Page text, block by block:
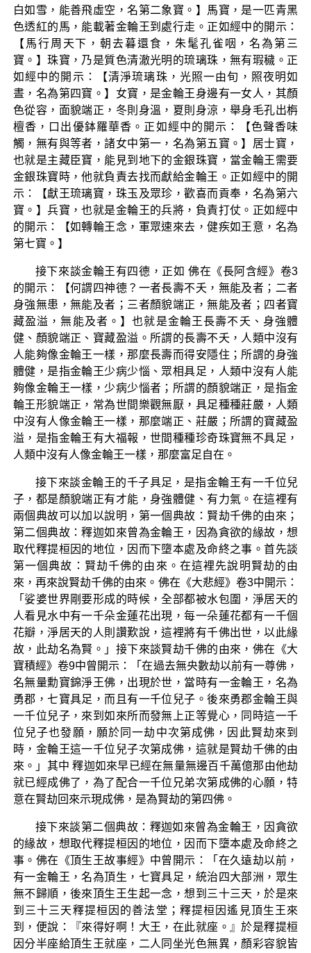
白如雪，能善飛虛空，名第二象寶。】馬寶，是一匹青黑
色透紅的馬，能載著金輪王到處行走。正如經中的開示：
【馬行周天下，朝去暮還食，朱髦孔雀咽，名為第三
寶。】珠寶，乃是質色清澈光明的琉璃珠，無有瑕穢。正
如經中的開示：【清淨琉璃珠，光照一由旬，照夜明如
晝，名為第四寶。】女寶，是金輪王身邊有一女人，其顏
色從容，面貌端正，冬則身溫，夏則身涼，舉身毛孔出栴
檀香，口出優鉢羅華香。正如經中的開示：【色聲香味
觸，無有與等者，諸女中第一，名為第五寶。】居士寶，
也就是主藏臣寶，能見到地下的金銀珠寶，當金輪王需要
金銀珠寶時，他就負責去找而獻給金輪王。正如經中的開
示：【獻王琉璃寶，珠玉及眾珍，歡喜而貢奉，名為第六
寶。】兵寶，也就是金輪王的兵將，負責打仗。正如經中
的開示：【如轉輪王念，軍眾速來去，健疾如王意，名為
第七寶。】
接下來談金輪王有四德，正如 佛在《長阿含經》卷3
的開示：【何謂四神德？一者長壽不夭，無能及者；二者
身強無患，無能及者；三者顏貌端正，無能及者；四者寶
藏盈溢，無能及者。】也就是金輪王長壽不夭、身強體
健、顏貌端正、寶藏盈溢。所謂的長壽不夭，人類中沒有
人能夠像金輪王一樣，那麼長壽而得安隱住；所謂的身強
體健，是指金輪王少病少惱、眾相具足，人類中沒有人能
夠像金輪王一樣，少病少惱者；所謂的顏貌端正，是指金
輪王形貌端正，常為世間樂觀無厭，具足種種莊嚴，人類
中沒有人像金輪王一樣，那麼端正、莊嚴；所謂的寶藏盈
溢，是指金輪王有大福報，世間種種珍奇珠寶無不具足，
人類中沒有人像金輪王一樣，那麼富足自在。
接下來談金輪王的千子具足，是指金輪王有一千位兒
子，都是顏貌端正有才能，身強體健、有力氣。在這裡有
兩個典故可以加以說明，第一個典故：賢劫千佛的由來；
第二個典故：釋迦如來曾為金輪王，因為貪欲的緣故，想
取代釋提桓因的地位，因而下墮本處及命終之事。首先談
第一個典故：賢劫千佛的由來。在這裡先說明賢劫的由
來，再來說賢劫千佛的由來。佛在《大悲經》卷3中開示：
「娑婆世界剛要形成的時候，全部都被水包圍，淨居天的
人看見水中有一千朵金蓮花出現，每一朵蓮花都有一千個
花瓣，淨居天的人則讚歎說，這裡將有千佛出世，以此緣
故，此劫名為賢。」接下來談賢劫千佛的由來，佛在《大
寶積經》卷9中曾開示：「在過去無央數劫以前有一尊佛，
名無量勳寶錦淨王佛，出現於世，當時有一金輪王，名為
勇郡，七寶具足，而且有一千位兒子。後來勇郡金輪王與
一千位兒子，來到如來所而發無上正等覺心，同時這一千
位兒子也發願，願於同一劫中次第成佛，因此賢劫來到
時，金輪王這一千位兒子次第成佛，這就是賢劫千佛的由
來。」其中 釋迦如來早已經在無量無邊百千萬億那由他劫
就已經成佛了，為了配合一千位兄弟次第成佛的心願，特
意在賢劫回來示現成佛，是為賢劫的第四佛。
接下來談第二個典故：釋迦如來曾為金輪王，因貪欲
的緣故，想取代釋提桓因的地位，因而下墮本處及命終之
事。佛在《頂生王故事經》中曾開示：「在久遠劫以前，
有一金輪王，名為頂生，七寶具足，統治四大部洲，眾生
無不歸順，後來頂生王生起一念，想到三十三天，於是來
到三十三天釋提桓因的善法堂；釋提桓因遙見頂生王來
到，便說：『來得好啊！大王，在此就座。』於是釋提桓
因分半座給頂生王就座，二人同坐光色無異，顏彩容貌皆